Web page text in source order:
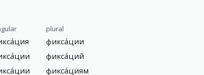
plural
фикса́ции
фикса́ций
фикса́циям